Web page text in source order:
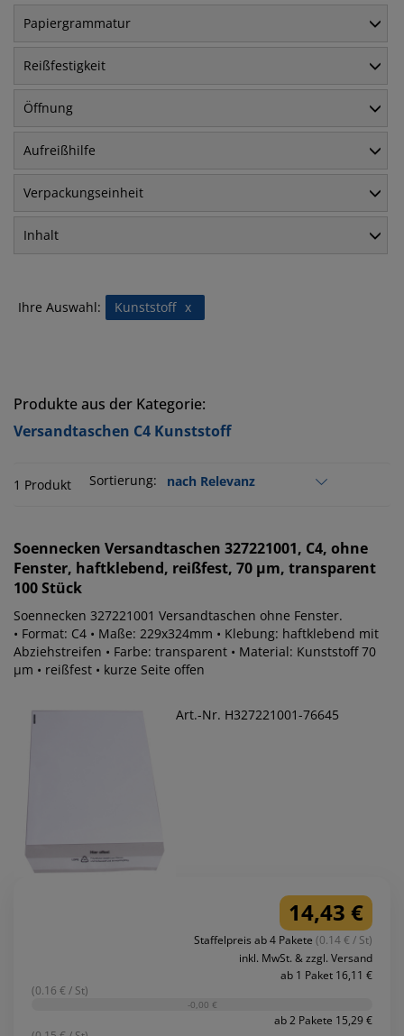
Papiergrammatur
Reißfestigkeit
Öffnung
Aufreißhilfe
Verpackungseinheit
Inhalt
Ihre Auswahl: x
Kunststoff
Produkte aus der Kategorie:
Versandtaschen C4 Kunststoff
1 Produkt Sortierung:
Soennecken Versandtaschen 327221001, C4, ohne
Fenster, haftklebend, reißfest, 70 µm, transparent
100 Stück
Soennecken 327221001 Versandtaschen ohne Fenster.
• Format: C4 • Maße: 229x324mm • Klebung: haftklebend mit
Abziehstreifen • Farbe: transparent • Material: Kunststoff 70
µm • reißfest • kurze Seite offen
Art.-Nr. H327221001-76645
14,43 €
Staffelpreis ab 4 Pakete (0.14 € / St)
inkl. MwSt. & zzgl. Versand
ab 1 Paket 16,11 €
(0.16 € / St)
-0,00 €
ab 2 Pakete 15,29 €